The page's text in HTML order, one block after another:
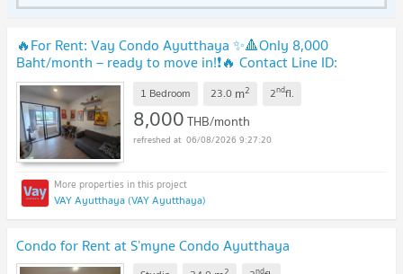
🔥For Rent: Vay Condo Ayutthaya ✨🔺Only 8,000
Baht/month – ready to move in!❗️🔥 Contact Line ID:
@802dkhwu for a quick response
1 Bedroom 23.0 m2 2ndfl.
8,000THB/month
06/08/2026 9:27:20
VAY Ayutthaya (VAY Ayutthaya)
Condo for Rent at S’myne Condo Ayutthaya
nd